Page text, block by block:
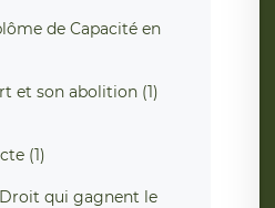
de Capacité en
et son abolition (1)
(1)
qui gagnent le